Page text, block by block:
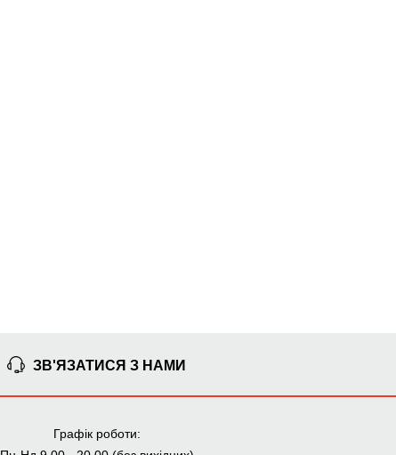
ЗВ'ЯЗАТИСЯ З НАМИ
Графік роботи: